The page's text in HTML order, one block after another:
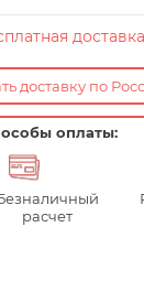
доставка
доставку по
оплаты:
расчет